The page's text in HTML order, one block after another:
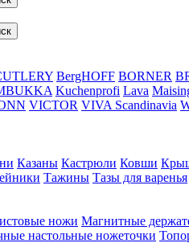
BergHOFF BORNER
Kuchenprofi Lava
VICTOR VIVA Scandinavia
Казаны Кастрюли Ковши
Тажины Тазы для варенья
ножи Магнитные
настольные ножеточки